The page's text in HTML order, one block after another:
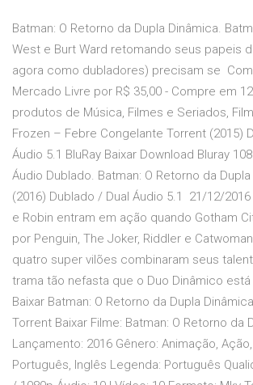
Batman: O Retorno da Dupla Dinâmica.
West e Burt Ward retomando seus papeis
agora como dubladores) precisam se
Mercado Livre por R$ 35,00 - Compre em
produtos de Música, Filmes e Seriados,
Frozen – Febre Congelante Torrent (2015)
Áudio 5.1 BluRay Baixar Download Bluray
Áudio Dublado. Batman: O Retorno da
(2016) Dublado / Dual Áudio 5.1 21/12/2016
e Robin entram em ação quando Gotham
por Penguin, The Joker, Riddler e
quatro super vilões combinaram seus
trama tão nefasta que o Duo Dinâmico
Baixar Batman: O Retorno da Dupla
Torrent Baixar Filme: Batman: O Retorno da
Lançamento: 2016 Gênero: Animação,
Português, Inglês Legenda: Português